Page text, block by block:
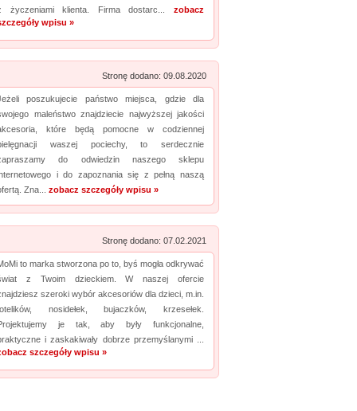
Zobacz szczegóły wpisu »
Promuj stronę w okienku!
strony w katalogu!
Data dodania: 20.07.2026
Zobacz szczegóły wpisu »
Promuj stronę w okienku!
życzeniami klienta. Firma dostarc... zobacz
wpisu »
Stronę dodano: 09.08.2020
poszukujecie państwo miejsca, gdzie dla
maleństwo znajdziecie najwyższej jakości
które będą pomocne w codziennej
waszej pociechy, to serdecznie
do odwiedzin naszego sklepu
i do zapoznania się z pełną naszą
Zna... zobacz szczegóły wpisu »
Stronę dodano: 07.02.2021
to marka stworzona po to, byś mogła odkrywać
z Twoim dzieckiem. W naszej ofercie
szeroki wybór akcesoriów dla dzieci, m.in.
nosidełek, bujaczków, krzesełek.
je tak, aby były funkcjonalne,
i zaskakiwały dobrze przemyślanymi ...
szczegóły wpisu »